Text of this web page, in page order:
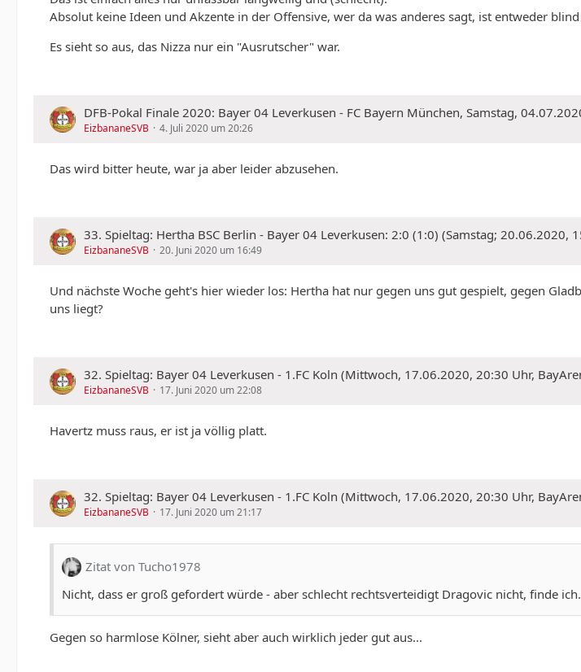
Absolut keine Ideen und Akzente in der Offensive, wer da was anderes sagt, ist entweder
Es sieht so aus, das Nizza nur ein "Ausrutscher" war.
DFB-Pokal Finale 2020: Bayer 04 Leverkusen - FC Bayern München, Samstag,
EizbananeSVB 4. Juli 2020 um 20:26
Das wird bitter heute, war ja aber leider abzusehen.
33. Spieltag: Hertha BSC Berlin - Bayer 04 Leverkusen: 2:0 (1:0) (Samstag; 20.06.2020,
EizbananeSVB 20. Juni 2020 um 16:49
Und nächste Woche geht's hier wieder los: Hertha hat nur gegen uns gut gespielt, gegen
uns liegt?
32. Spieltag: Bayer 04 Leverkusen - 1.FC Koln (Mittwoch, 17.06.2020, 20:30 Uhr,
EizbananeSVB 17. Juni 2020 um 22:08
Havertz muss raus, er ist ja völlig platt.
32. Spieltag: Bayer 04 Leverkusen - 1.FC Koln (Mittwoch, 17.06.2020, 20:30 Uhr,
EizbananeSVB 17. Juni 2020 um 21:17
Zitat von Tucho1978
Nicht, dass er groß gefordert würde - aber schlecht rechtsverteidigt Dragovic nicht, finde ich.
Gegen so harmlose Kölner, sieht aber auch wirklich jeder gut aus...